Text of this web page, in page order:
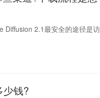
Diffusion 2.1最安全的途径是访
少钱?